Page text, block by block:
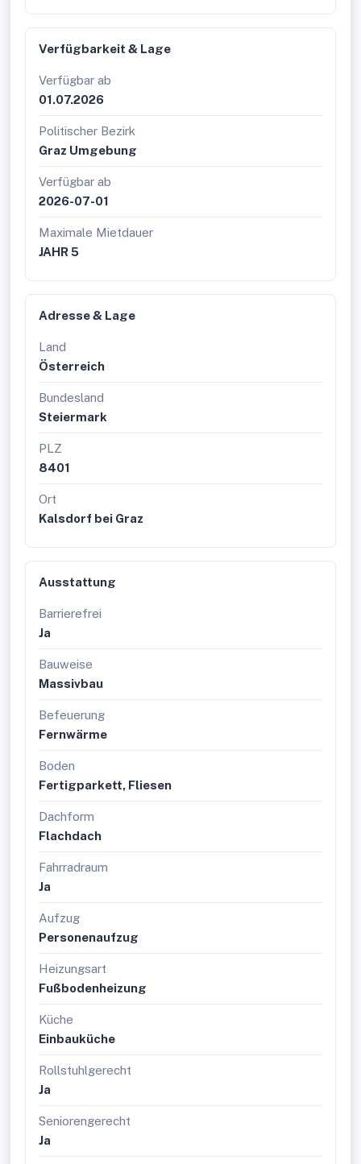
Verfügbarkeit & Lage
Verfügbar ab
01.07.2026
Politischer Bezirk
Graz Umgebung
Verfügbar ab
2026-07-01
Maximale Mietdauer
JAHR 5
Adresse & Lage
Land
Österreich
Bundesland
Steiermark
PLZ
8401
Ort
Kalsdorf bei Graz
Ausstattung
Barrierefrei
Ja
Bauweise
Massivbau
Befeuerung
Fernwärme
Boden
Fertigparkett, Fliesen
Dachform
Flachdach
Fahrradraum
Ja
Aufzug
Personenaufzug
Heizungsart
Fußbodenheizung
Küche
Einbauküche
Rollstuhlgerecht
Ja
Seniorengerecht
Ja